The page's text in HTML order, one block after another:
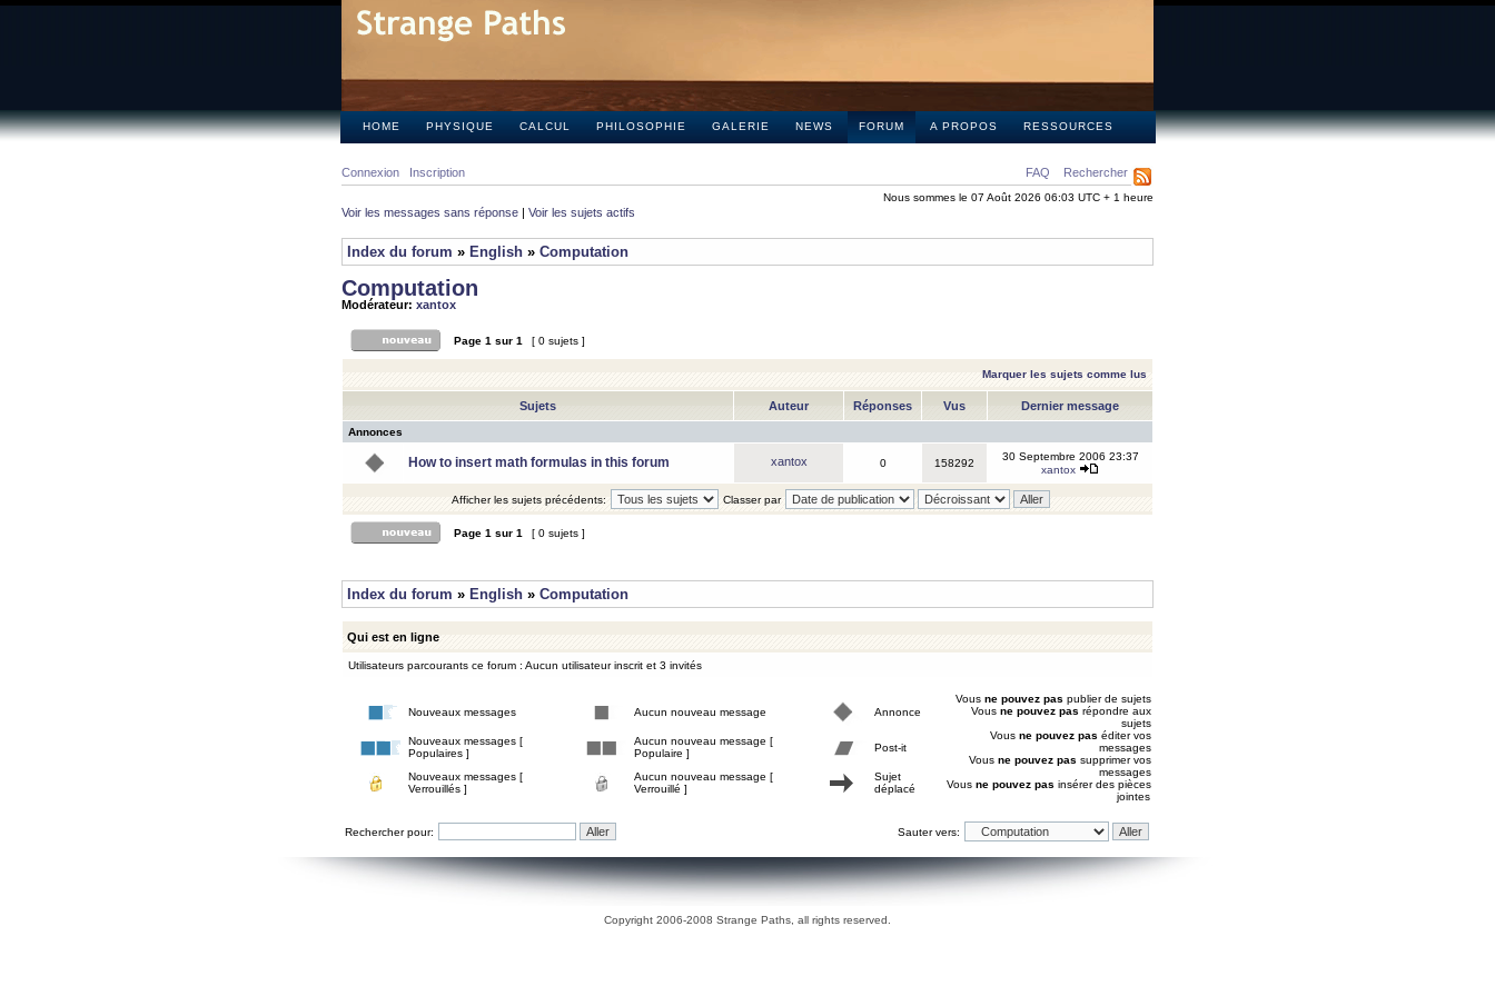
HOME PHYSIQUE CALCUL PHILOSOPHIE GALERIE NEWS FORUM A PROPOS RESSOURCES
FAQ Rechercher
Connexion Inscription
Nous sommes le 07 Août 2026 06:03 UTC + 1 heure
Voir les messages sans réponse | Voir les sujets actifs
Index du forum » English » Computation
Computation
Modérateur: xantox
Page 1 sur 1 [ 0 sujets ]
Marquer les sujets comme lus
Sujets Auteur Réponses Vus Dernier message
Annonces
How to insert math formulas in this forum xantox 0 158292
30 Septembre 2006 23:37
xantox
Afficher les sujets précédents: Classer par
Page 1 sur 1 [ 0 sujets ]
Index du forum » English » Computation
Qui est en ligne
Utilisateurs parcourants ce forum : Aucun utilisateur inscrit et 3 invités
Nouveaux messages Aucun nouveau message Annonce
Nouveaux messages [
Populaires ]
Aucun nouveau message [
Populaire ]
Post-it
Nouveaux messages [
Verrouillés ]
Aucun nouveau message [
Verrouillé ]
Sujet
déplacé
Vous ne pouvez pas publier de sujets
Vous ne pouvez pas répondre aux
sujets
Vous ne pouvez pas éditer vos
messages
Vous ne pouvez pas supprimer vos
messages
Vous ne pouvez pas insérer des pièces
jointes
Rechercher pour: Sauter vers:
Copyright 2006-2008 Strange Paths, all rights reserved.